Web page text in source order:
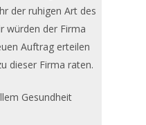
der ruhigen Art des
würden der Firma
Auftrag erteilen
dieser Firma raten.
Gesundheit